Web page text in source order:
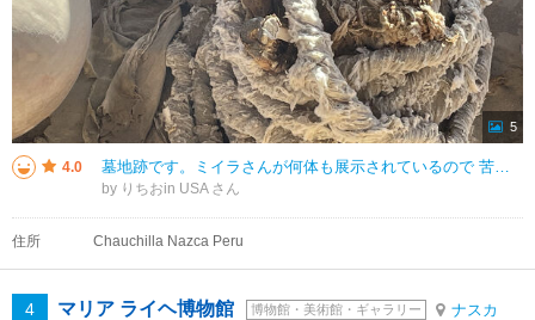
5
4.0 墓地跡です。ミイラさんが何体も展示されているので 苦手な方は行かない方が良いです。 ここには車でしか来ることができません。 私たちはインフォメーションセンターで タクシーを手配してもらい往復で１００ソルでした。
by りちおin USA
住所 Chauchilla Nazca Peru
4 マリア ライヘ博物館 博物館・美術館・ギャラリー ナスカ